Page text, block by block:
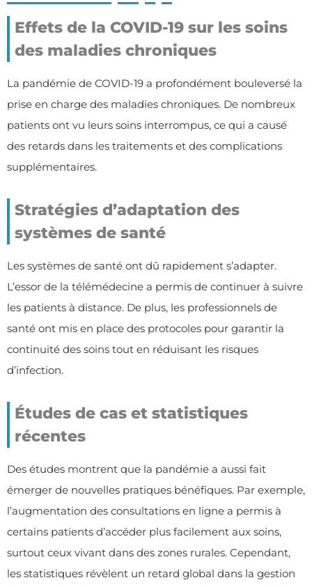
Effets de la COVID-19 sur les soins
des maladies chroniques
La pandémie de COVID-19 a profondément bouleversé la
prise en charge des maladies chroniques. De nombreux
patients ont vu leurs soins interrompus, ce qui a causé
des retards dans les traitements et des complications
supplémentaires.
Stratégies d’adaptation des
systèmes de santé
Les systèmes de santé ont dû rapidement s’adapter.
L’essor de la télémédecine a permis de continuer à suivre
les patients à distance. De plus, les professionnels de
santé ont mis en place des protocoles pour garantir la
continuité des soins tout en réduisant les risques
d’infection.
Études de cas et statistiques
récentes
Des études montrent que la pandémie a aussi fait
émerger de nouvelles pratiques bénéfiques. Par exemple,
l’augmentation des consultations en ligne a permis à
certains patients d’accéder plus facilement aux soins,
surtout ceux vivant dans des zones rurales. Cependant,
les statistiques révèlent un retard global dans la gestion